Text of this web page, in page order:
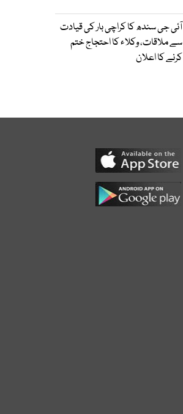
آئی جی سندھ کا کراچی بار کی قیادت
سے ملاقات، وکلاء کا احتجاج ختم
کرنے کا اعلان